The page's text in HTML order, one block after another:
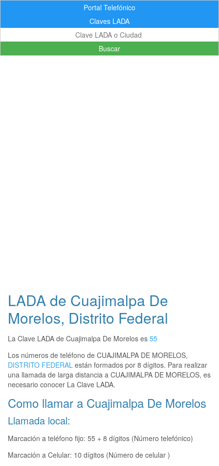
Portal Telefónico
Claves LADA
Buscar
LADA de Cuajimalpa De
Morelos, Distrito Federal
La Clave LADA de Cuajimalpa De Morelos es 55
Los números de teléfono de CUAJIMALPA DE MORELOS,
DISTRITO FEDERAL están formados por 8 dígitos. Para realizar
una llamada de larga distancia a CUAJIMALPA DE MORELOS, es
necesario conocer La Clave LADA.
Como llamar a Cuajimalpa De Morelos
Llamada local:
Marcación a teléfono fijo: 55 + 8 dígitos (Número telefónico)
Marcación a Celular: 10 dígitos (Número de celular )